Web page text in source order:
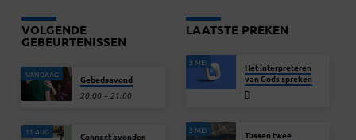
VOLGENDE
GEBEURTENISSEN
VANDAAG Gebedsavond
20:00 – 21:00
11 AUG Connect avonden
LAATSTE PREKEN
3 MEI
Het interpreteren
van Gods spreken
3 MEI
Tussen twee